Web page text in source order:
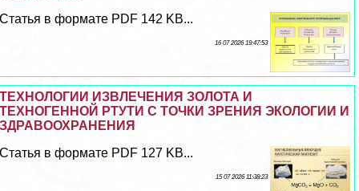
Статья в формате PDF 142 KB...
16 07 2026 19:47:53
ТЕХНОЛОГИИ ИЗВЛЕЧЕНИЯ ЗОЛОТА И
ТЕХНОГЕННОЙ РТУТИ С ТОЧКИ ЗРЕНИЯ ЭКОЛОГИИ И
ЗДРАВООХРАНЕНИЯ
Статья в формате PDF 127 KB...
15 07 2026 11:38:23